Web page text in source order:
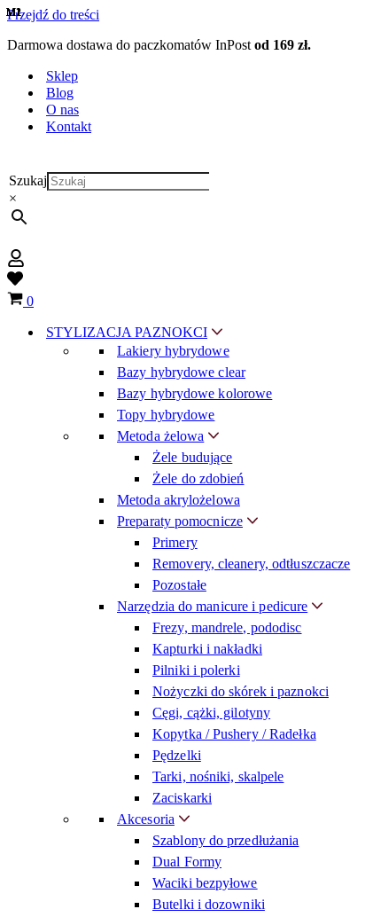
Przejdź do treści
Darmowa dostawa do paczkomatów InPost od 169 zł.
Sklep
Blog
O nas
Kontakt
Szukaj
×
Wish
listKoszyk
0
STYLIZACJA PAZNOKCI
Lakiery hybrydowe
Bazy hybrydowe clear
Bazy hybrydowe kolorowe
Topy hybrydowe
Metoda żelowa
Żele budujące
Żele do zdobień
Metoda akrylożelowa
Preparaty pomocnicze
Primery
Removery, cleanery, odtłuszczacze
Pozostałe
Narzędzia do manicure i pedicure
Frezy, mandrele, pododisc
Kapturki i nakładki
Pilniki i polerki
Nożyczki do skórek i paznokci
Cęgi, cążki, gilotyny
Kopytka / Pushery / Radełka
Pędzelki
Tarki, nośniki, skalpele
Zaciskarki
Akcesoria
Szablony do przedłużania
Dual Formy
Waciki bezpyłowe
Butelki i dozowniki
M1
M1
M1
M1
M1
M1
M1
M1
M2
M1